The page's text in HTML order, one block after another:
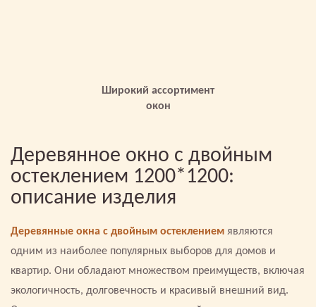
Широкий ассортимент
окон
Деревянное окно с двойным
остеклением 1200*1200:
описание изделия
Деревянные окна с двойным остеклением являются
одним из наиболее популярных выборов для домов и
квартир. Они обладают множеством преимуществ, включая
экологичность, долговечность и красивый внешний вид.